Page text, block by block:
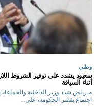
وطني
سعيود يشدد على توفير الشروط
أثناء السياقة
م.رياض شدد وزير الداخلية
اجتماع يقصر الحكومة، على...